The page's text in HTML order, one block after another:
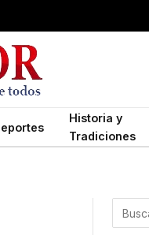
Historia y
Tradiciones